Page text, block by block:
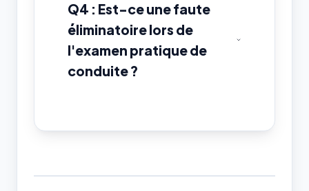
Q4 : Est-ce une faute
éliminatoire lors de
l'examen pratique de
conduite ?